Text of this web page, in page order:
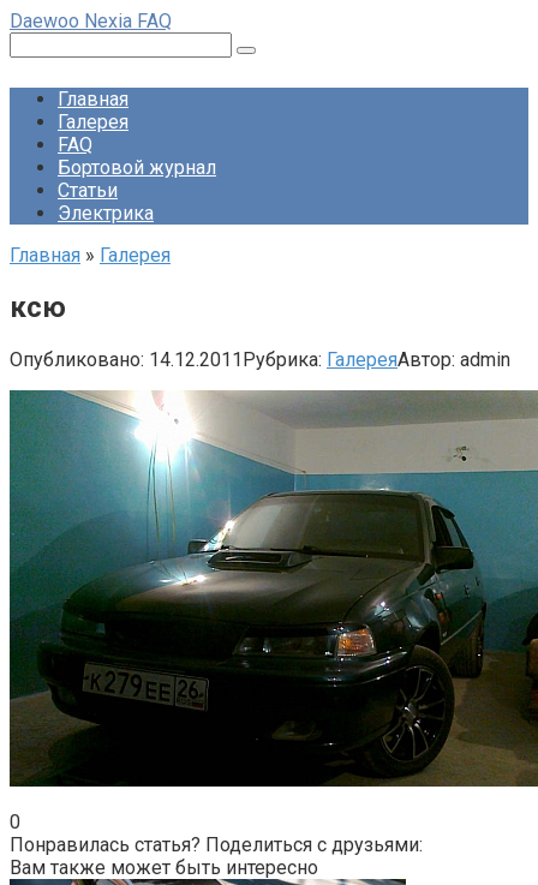
Перейти
контенту
Daewoo Nexia FAQ
Главная
Галерея
FAQ
Бортовой журнал
Статьи
Электрика
Главная » Галерея
ксю
Опубликовано: 14.12.2011Рубрика: ГалереяАвтор: admin
0
Понравилась статья? Поделиться с друзьями:
Вам также может быть интересно